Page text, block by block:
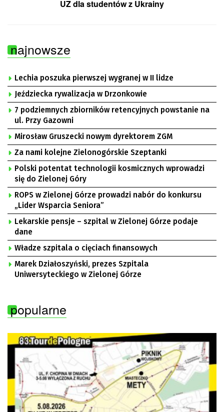
UZ dla studentów z Ukrainy
najnowsze
Lechia poszuka pierwszej wygranej w II lidze
Jeździecka rywalizacja w Drzonkowie
7 podziemnych zbiorników retencyjnych powstanie na
ul. Przy Gazowni
Mirosław Gruszecki nowym dyrektorem ZGM
Za nami kolejne Zielonogórskie Szeptanki
Polski potentat technologii kosmicznych wprowadzi
się do Zielonej Góry
ROPS w Zielonej Górze prowadzi nabór do konkursu
„Lider Wsparcia Seniora”
Lekarskie pensje – szpital w Zielonej Górze podaje
dane
Władze szpitala o cięciach finansowych
Marek Działoszyński, prezes Szpitala
Uniwersyteckiego w Zielonej Górze
popularne